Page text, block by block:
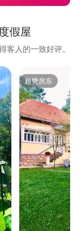
假屋
客人的一致好评。
超赞房东
超赞房东